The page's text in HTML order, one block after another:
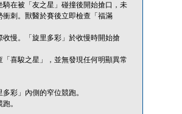
在被「友之星」碰撞後開始搶口，未
刺。獸醫於賽後立即檢查「福滿
慢。「旋里多彩」於收慢時開始搶
喜駿之星」，並無發現任何明顯異常
彩」內側的窄位競跑。
。